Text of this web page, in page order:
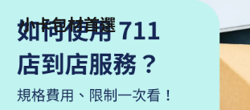
小卡包材首選